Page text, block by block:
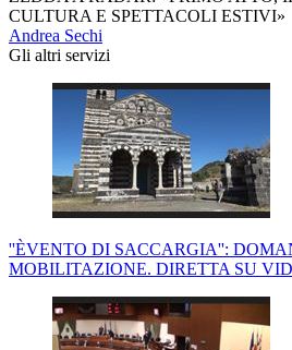
CULTURA E SPETTACOLI ESTIVI»
Andrea Sechi
Gli altri servizi
''ÈVENTO DI SACCARGIA'':
MOBILITAZIONE. DIRETTA SU